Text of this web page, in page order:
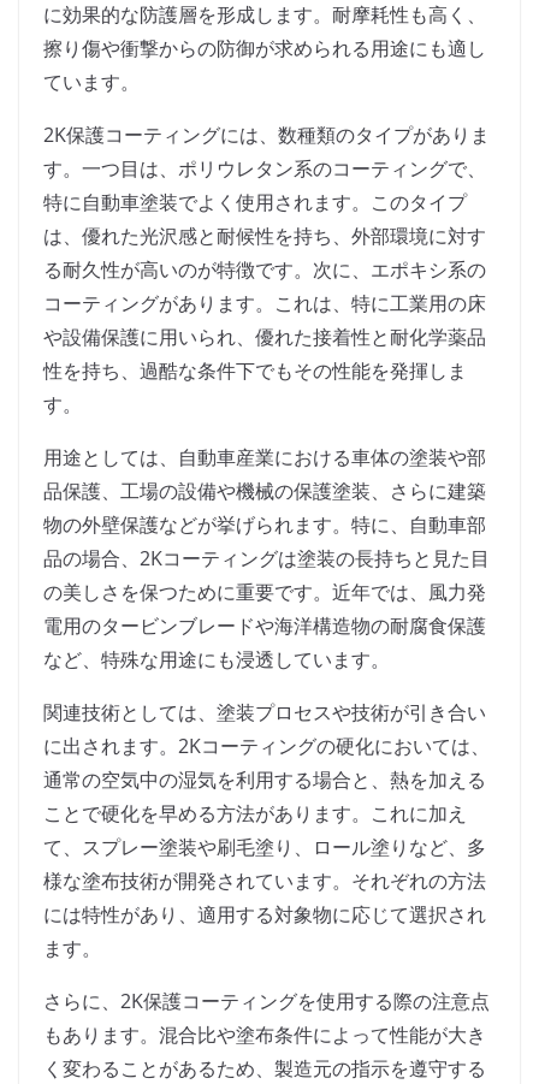
に効果的な防護層を形成します。耐摩耗性も高く、
擦り傷や衝撃からの防御が求められる用途にも適し
ています。
2K保護コーティングには、数種類のタイプがありま
す。一つ目は、ポリウレタン系のコーティングで、
特に自動車塗装でよく使用されます。このタイプ
は、優れた光沢感と耐候性を持ち、外部環境に対す
る耐久性が高いのが特徴です。次に、エポキシ系の
コーティングがあります。これは、特に工業用の床
や設備保護に用いられ、優れた接着性と耐化学薬品
性を持ち、過酷な条件下でもその性能を発揮しま
す。
用途としては、自動車産業における車体の塗装や部
品保護、工場の設備や機械の保護塗装、さらに建築
物の外壁保護などが挙げられます。特に、自動車部
品の場合、2Kコーティングは塗装の長持ちと見た目
の美しさを保つために重要です。近年では、風力発
電用のタービンブレードや海洋構造物の耐腐食保護
など、特殊な用途にも浸透しています。
関連技術としては、塗装プロセスや技術が引き合い
に出されます。2Kコーティングの硬化においては、
通常の空気中の湿気を利用する場合と、熱を加える
ことで硬化を早める方法があります。これに加え
て、スプレー塗装や刷毛塗り、ロール塗りなど、多
様な塗布技術が開発されています。それぞれの方法
には特性があり、適用する対象物に応じて選択され
ます。
さらに、2K保護コーティングを使用する際の注意点
もあります。混合比や塗布条件によって性能が大き
く変わることがあるため、製造元の指示を遵守する